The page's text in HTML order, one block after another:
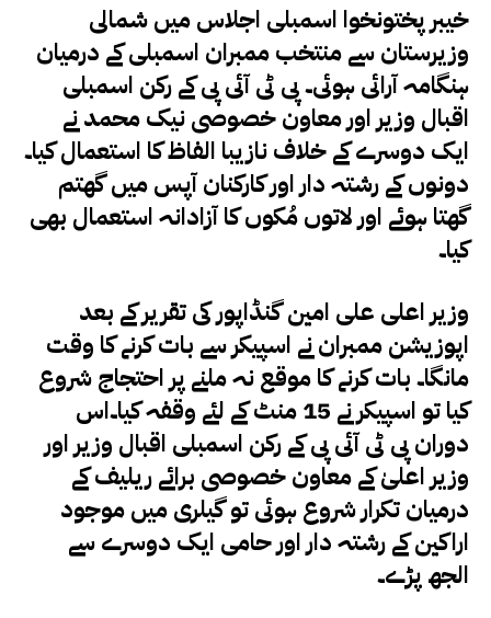
خیبر پختونخوا اسمبلی اجلاس میں شمالی
وزیرستان سے منتخب ممبران اسمبلی کے درمیان
ہنگامہ آرائی ہوئی۔ پی ٹی آئی پی کے رکن اسمبلی
اقبال وزیر اور معاون خصوصی نیک محمد نے
ایک دوسرے کے خلاف نازیبا الفاظ کا استعمال کیا۔
دونوں کے رشتہ دار اور کارکنان آپس میں گھتم
گھتا ہوئے اور لاتوں مُکوں کا آزادانہ استعمال بھی
کیا۔
وزیر اعلی علی امین گنڈاپور کی تقریر کے بعد
اپوزیشن ممبران نے اسپیکر سے بات کرنے کا وقت
مانگا۔ بات کرنے کا موقع نہ ملنے پر احتجاج شروع
کیا تو اسپیکر نے 15 منٹ کے لئے وقفہ کیا۔اس
دوران پی ٹی آئی پی کے رکن اسمبلی اقبال وزیر اور
وزیر اعلیٰ کے معاون خصوصی برائے ریلیف کے
درمیان تکرار شروع ہوئی تو گیلری میں موجود
اراکین کے رشتہ دار اور حامی ایک دوسرے سے
الجھ پڑے۔